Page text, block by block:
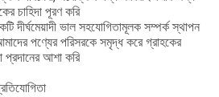
চাহিদা পূরণ করি
দীর্ঘমেয়াদী ভাল সহযোগিতামূলক সম্পর্ক স্থাপন
পণ্যের পরিসরকে সমৃদ্ধ করে গ্রাহকের
আশা করি